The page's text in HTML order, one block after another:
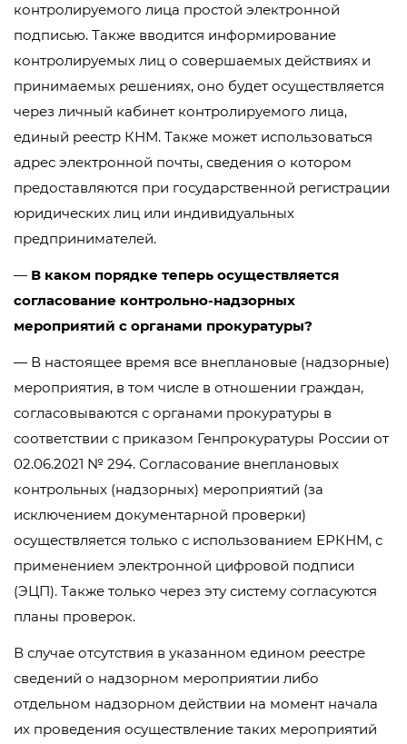
контролируемого лица простой электронной
подписью. Также вводится информирование
контролируемых лиц о совершаемых действиях и
принимаемых решениях, оно будет осуществляется
через личный кабинет контролируемого лица,
единый реестр КНМ. Также может использоваться
адрес электронной почты, сведения о котором
предоставляются при государственной регистрации
юридических лиц или индивидуальных
предпринимателей.
— В каком порядке теперь осуществляется
согласование контрольно-надзорных
мероприятий с органами прокуратуры?
— В настоящее время все внеплановые (надзорные)
мероприятия, в том числе в отношении граждан,
согласовываются с органами прокуратуры в
соответствии с приказом Генпрокуратуры России от
02.06.2021 № 294. Согласование внеплановых
контрольных (надзорных) мероприятий (за
исключением документарной проверки)
осуществляется только с использованием ЕРКНМ, с
применением электронной цифровой подписи
(ЭЦП). Также только через эту систему согласуются
планы проверок.
В случае отсутствия в указанном едином реестре
сведений о надзорном мероприятии либо
отдельном надзорном действии на момент начала
их проведения осуществление таких мероприятий